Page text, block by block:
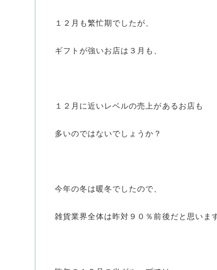
１２月も繁忙期でしたが、
ギフトが強いお店は３月も、
１２月に近いレベルの売上があるお店も
多いのではないでしょうか？
今年の冬は暖冬でしたので、
雑貨業界全体は昨対９０％前後だと思いま